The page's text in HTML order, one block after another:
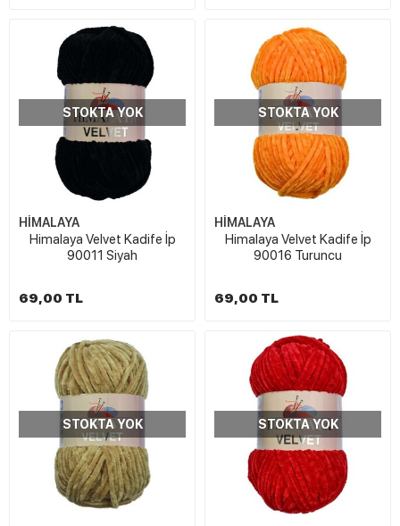
STOKTA YOK
HİMALAYA
Himalaya Velvet Kadife İp
90011 Siyah
69,00 TL
STOKTA YOK
HİMALAYA
Himalaya Velvet Kadife İp
90016 Turuncu
69,00 TL
STOKTA YOK STOKTA YOK